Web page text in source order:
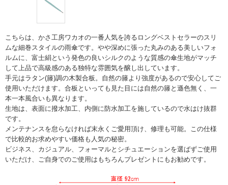
こちらは、かさ工房ワカオの一番人気を誇るロングベストセラーのスリ
ムな細巻スタイルの雨傘です。やや深めに張った丸みのある美しいフォ
ルムに、富士絹という発色の良いシルクのような質感の傘生地がマッチ
して上品で高級感のある独特な雰囲気を醸し出しています。
手元はラタン(籐)調の木製合板。自然の籐より強度があるので安心してご
使用いただけます。合板といっても見た目には自然の籐と遜色無く、一
本一本風合いも異なります。
生地は、表面に撥水加工、内側に防水加工を施しているので水はけ抜群
です。
メンテナンスを怠らなければ末永くご愛用頂け、修理も可能。この仕様
で比較的お求めやすい価格も人気の秘密。
ビジネス、カジュアル、フォーマルとシチュエーションを選ばずご使用
いただけ、ご自身でのご使用はもちろんプレゼントにもお勧めです。